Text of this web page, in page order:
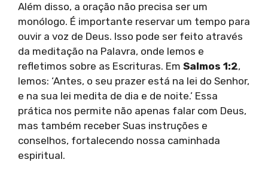
Além disso, a oração não precisa ser um
monólogo. É importante reservar um tempo para
ouvir a voz de Deus. Isso pode ser feito através
da meditação na Palavra, onde lemos e
refletimos sobre as Escrituras. Em Salmos 1:2,
lemos: ‘Antes, o seu prazer está na lei do Senhor,
e na sua lei medita de dia e de noite.’ Essa
prática nos permite não apenas falar com Deus,
mas também receber Suas instruções e
conselhos, fortalecendo nossa caminhada
espiritual.